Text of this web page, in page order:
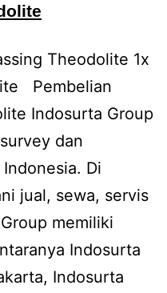
Theodolite 1x
Pembelian
Indosurta Group
dan
Di
jual, sewa, servis
memiliki
Indosurta
Indosurta